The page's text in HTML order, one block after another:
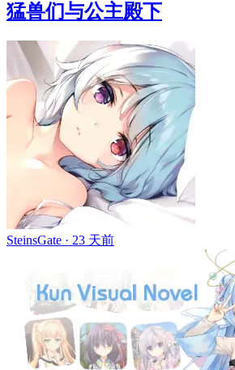
猛兽们与公主殿下
SteinsGate · 23 天前